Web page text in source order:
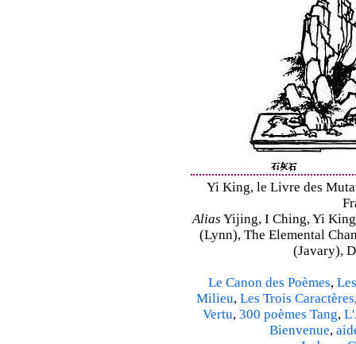
Yi King, le Livre des
Alias Yijing, I Ching, Yi
(Lynn), The Elemental
(Javary),
Le Canon des Poèmes,
Milieu, Les Trois Caractères
Vertu, 300 poèmes Tang,
Bienvenue,